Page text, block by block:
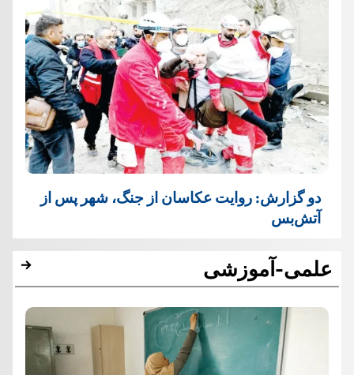
دو گزارش: روایت عکاسان از جنگ، شهر پس از
آتش‌بس
علمی-آموزشی